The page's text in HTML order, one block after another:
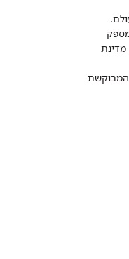
אשפוז. רמב"ם מספק
12 בתי חולים בצפון מדינת
המבוקשת